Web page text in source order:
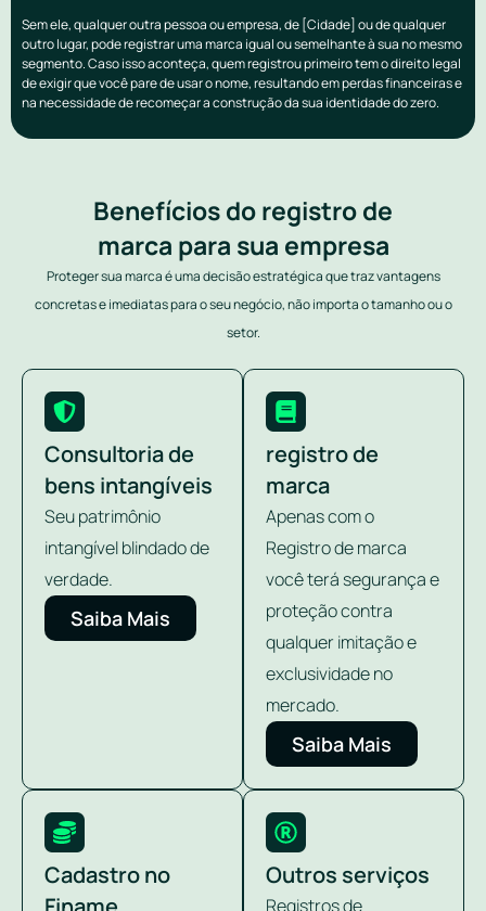
Sem ele, qualquer outra pessoa ou empresa, de [Cidade] ou de qualquer
outro lugar, pode registrar uma marca igual ou semelhante à sua no mesmo
segmento. Caso isso aconteça, quem registrou primeiro tem o direito legal
de exigir que você pare de usar o nome, resultando em perdas financeiras e
na necessidade de recomeçar a construção da sua identidade do zero.
Benefícios do registro de
marca para sua empresa
Proteger sua marca é uma decisão estratégica que traz vantagens
concretas e imediatas para o seu negócio, não importa o tamanho ou o
setor.
Consultoria de
bens intangíveis
Seu patrimônio
intangível blindado de
verdade.
Saiba Mais
registro de
marca
Apenas com o
Registro de marca
você terá segurança e
proteção contra
qualquer imitação e
exclusividade no
mercado.
Saiba Mais
Cadastro no
Outros serviços
Registros de